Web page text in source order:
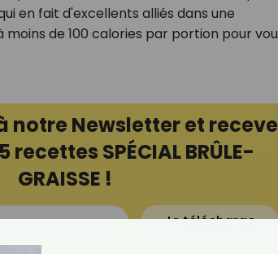
en fait d'excellents alliés dans une
de 100 calories par portion pour
notre Newsletter et
recettes SPÉCIAL BRÛLE-
GRAISSE !
Je télécharge